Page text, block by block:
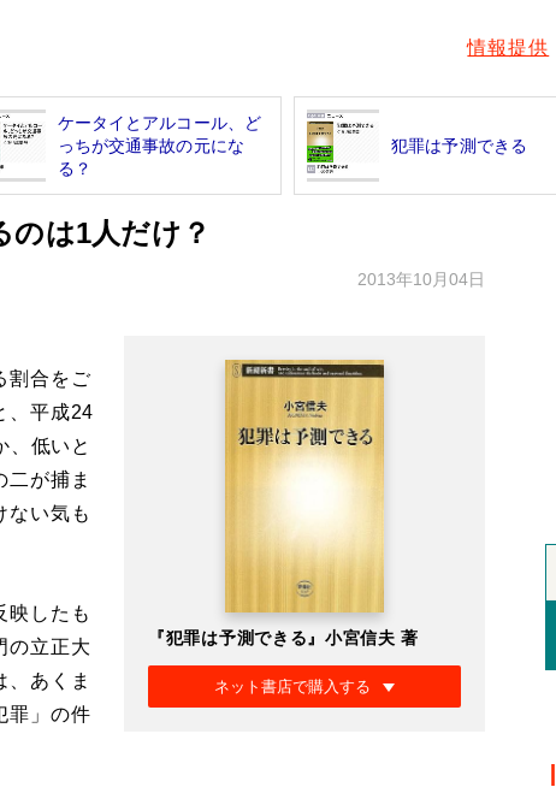
情報提供
ケータイとアルコール、ど
っちが交通事故の元にな
る？
犯罪は予測できる
のは1人だけ？
2013年10月04日
『犯罪は予測できる』小宮信夫 著
ネット書店で購入する
割合をご
、平成24
、低いと
二が捕ま
ない気も
映したも
の立正大
、あくま
罪」の件